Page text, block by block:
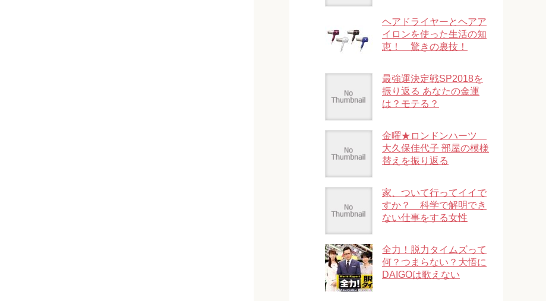
ヘアドライヤーとヘアア
イロンを使った生活の知
恵！ 驚きの裏技！
最強運決定戦SP2018を
振り返る あなたの金運
は？モテる？
金曜★ロンドンハーツ
大久保佳代子 部屋の模様
替えを振り返る
家、ついて行ってイイで
すか？ 科学で解明でき
ない仕事をする女性
全力！脱力タイムズって
何？つまらない？大悟に
DAIGOは歌えない